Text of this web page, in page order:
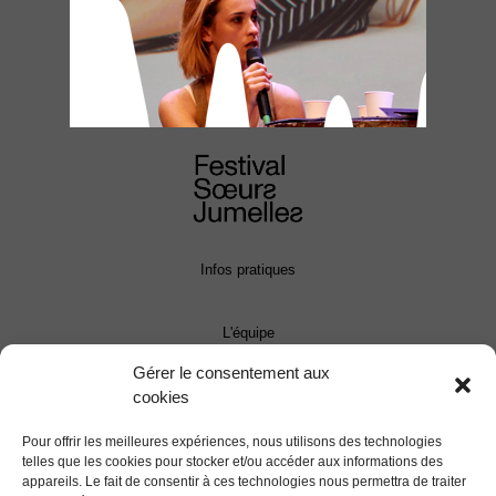
Gérer le consentement aux
cookies
Pour offrir les meilleures expériences, nous utilisons des technologies
telles que les cookies pour stocker et/ou accéder aux informations des
appareils. Le fait de consentir à ces technologies nous permettra de traiter
Infos pratiques
L'équipe
Presse